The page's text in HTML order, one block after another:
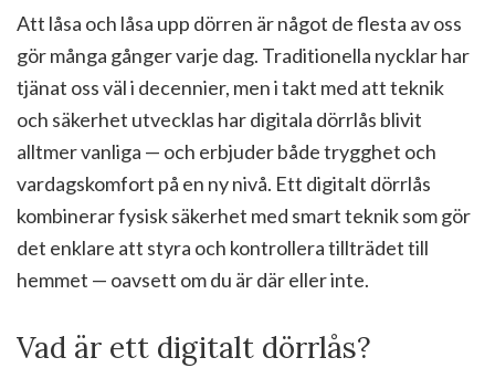
Att låsa och låsa upp dörren är något de flesta av oss
gör många gånger varje dag. Traditionella nycklar har
tjänat oss väl i decennier, men i takt med att teknik
och säkerhet utvecklas har digitala dörrlås blivit
alltmer vanliga — och erbjuder både trygghet och
vardagskomfort på en ny nivå. Ett digitalt dörrlås
kombinerar fysisk säkerhet med smart teknik som gör
det enklare att styra och kontrollera tillträdet till
hemmet — oavsett om du är där eller inte.
Vad är ett digitalt dörrlås?